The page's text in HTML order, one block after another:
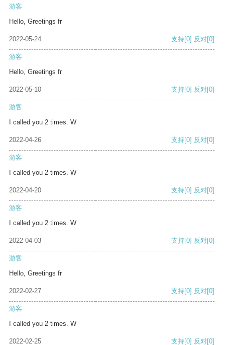
游客
Hello, Greetings fr
2022-05-24 支持[0] 反对[0]
游客
Hello, Greetings fr
2022-05-10 支持[0] 反对[0]
游客
I called you 2 times. W
2022-04-26 支持[0] 反对[0]
游客
I called you 2 times. W
2022-04-20 支持[0] 反对[0]
游客
I called you 2 times. W
2022-04-03 支持[0] 反对[0]
游客
Hello, Greetings fr
2022-02-27 支持[0] 反对[0]
游客
I called you 2 times. W
2022-02-25 支持[0] 反对[0]